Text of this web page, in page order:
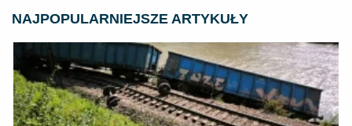
NAJPOPULARNIEJSZE ARTYKUŁY